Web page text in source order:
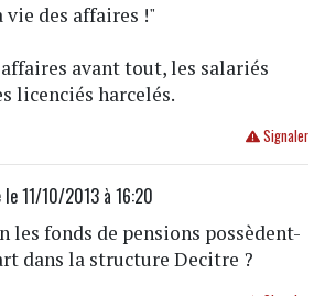
vie des affaires !"
avant tout, les salariés
licenciés harcelés.
Signaler
le 11/10/2013 à 16:20
les fonds de pensions possèdent-
dans la structure Decitre ?